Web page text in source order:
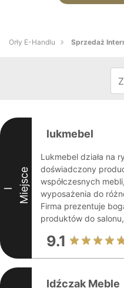
Orły E-Handlu Sprzedaż
I Miejsce
lukmebel
Lukmebel działa na
doświadczony
współczesnych
wyposażenia do
Firma prezentuje
produktów do
9.1
Idźczak Meble